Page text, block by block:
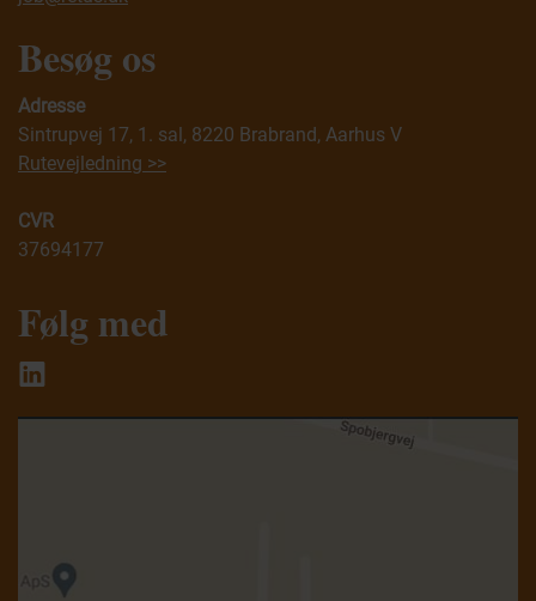
Besøg os
Adresse
Sintrupvej 17, 1. sal, 8220 Brabrand, Aarhus V
Rutevejledning >>
CVR
37694177
Følg med